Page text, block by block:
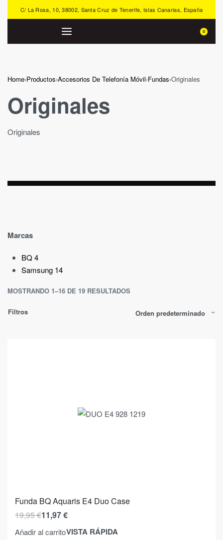
C/ La Rosa, 10, 38002, Santa Cruz de Tenerife, Islas Canarias, España
0
Home›Productos›Accesorios De Telefonía Móvil›Fundas›Originales
Originales
Originales
Marcas
BQ 4
Samsung 14
MOSTRANDO 1–16 DE 19 RESULTADOS
Orden predeterminado
Filtros
Funda BQ Aquaris E4 Duo Case
19,95€11,97€
Añadir al carritoVISTA RÁPIDA